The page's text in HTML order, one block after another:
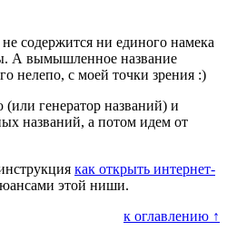
содержится ни единого намека
А вымышленное название
нелепо, с моей точки зрения :)
генератор названий) и
названий, а потом идем от
как открыть интернет-
этой ниши.
к оглавлению ↑